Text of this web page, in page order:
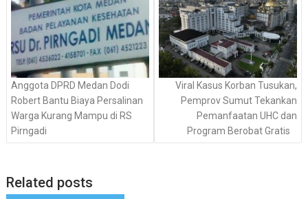
Anggota DPRD Medan Dodi
Robert Bantu Biaya Persalinan
Warga Kurang Mampu di RS
Pirngadi
Viral Kasus Korban Tusukan,
Pemprov Sumut Tekankan
Pemanfaatan UHC dan
Program Berobat Gratis
Related posts